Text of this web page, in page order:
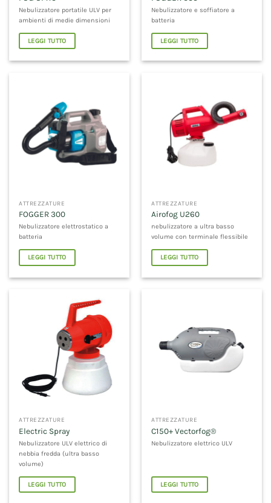
Nebulizzatore portatile ULV per
ambienti di medie dimensioni
LEGGI TUTTO
Nebulizzatore e soffiatore a
batteria
LEGGI TUTTO
ATTREZZATURE
FOGGER 300
Nebulizzatore elettrostatico a
batteria
LEGGI TUTTO
ATTREZZATURE
Airofog U260
nebulizzatore a ultra basso
volume con terminale flessibile
LEGGI TUTTO
ATTREZZATURE
Electric Spray
Nebulizzatore ULV elettrico di
nebbia fredda (ultra basso
volume)
LEGGI TUTTO
ATTREZZATURE
C150+ Vectorfog®
Nebulizzatore elettrico ULV
LEGGI TUTTO